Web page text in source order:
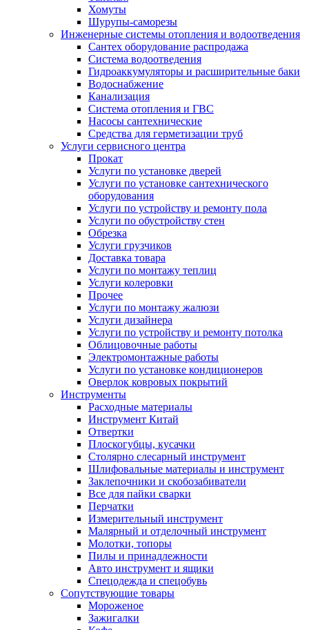
Хомуты
Шурупы-саморезы
Инженерные системы отопления и водоотведения
Сантех оборудование распродажа
Система водоотведения
Гидроаккумуляторы и расширительные баки
Водоснабжение
Канализация
Система отопления и ГВС
Насосы сантехнические
Средства для герметизации труб
Услуги сервисного центра
Прокат
Услуги по установке дверей
Услуги по установке сантехнического
оборудования
Услуги по устройству и ремонту пола
Услуги по обустройству стен
Обрезка
Услуги грузчиков
Доставка товара
Услуги по монтажу теплиц
Услуги колеровки
Прочее
Услуги по монтажу жалюзи
Услуги дизайнера
Услуги по устройству и ремонту потолка
Облицовочные работы
Электромонтажные работы
Услуги по установке кондиционеров
Оверлок ковровых покрытий
Инструменты
Расходные материалы
Инструмент Китай
Отвертки
Плоскогубцы, кусачки
Столярно слесарный инструмент
Шлифовальные материалы и инструмент
Заклепочники и скобозабиватели
Все для пайки сварки
Перчатки
Измерительный инструмент
Малярный и отделочный инструмент
Молотки, топоры
Пилы и принадлежности
Авто инструмент и ящики
Спецодежда и спецобувь
Сопутствующие товары
Мороженое
Зажигалки